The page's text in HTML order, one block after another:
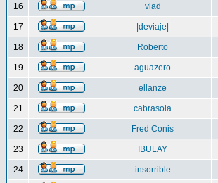
16 vlad
17 |deviaje|
18 Roberto
19 aguazero
20 ellanze
21 cabrasola
22 Fred Conis
23 IBULAY
24 insorrible